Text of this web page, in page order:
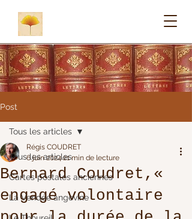
Post
Tous les articles
Cartes postales anciennes
La Vendée angevine
Tous les articles
Bernard Coudret,«
engagé volontaire
Régis COUDRET
6 juin 202421 min de lecture